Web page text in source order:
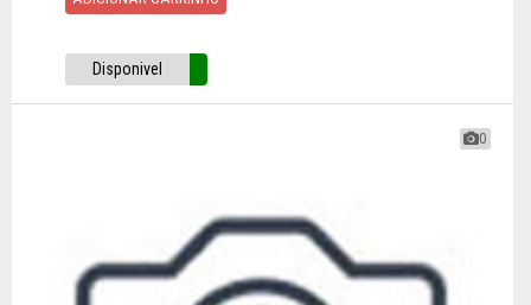
Disponivel
0